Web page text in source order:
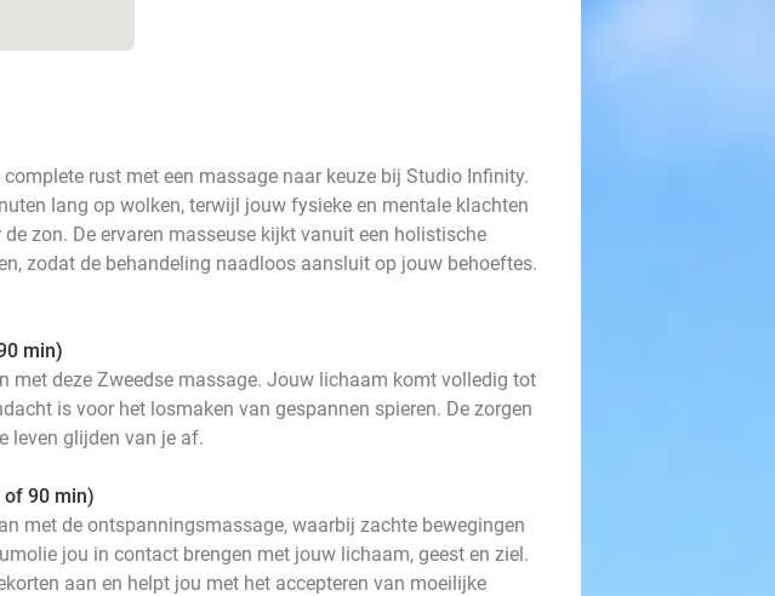
rust met een massage naar keuze bij Studio Infinity.
lang op wolken, terwijl jouw fysieke en mentale klachten
zon. De ervaren masseuse kijkt vanuit een holistische
zodat de behandeling naadloos aansluit op jouw behoeftes.
min)
met deze Zweedse massage. Jouw lichaam komt volledig tot
is voor het losmaken van gespannen spieren. De zorgen
leven glijden van je af.
of 90 min)
met de ontspanningsmassage, waarbij zachte bewegingen
jou in contact brengen met jouw lichaam, geest en ziel.
aan en helpt jou met het accepteren van moeilijke